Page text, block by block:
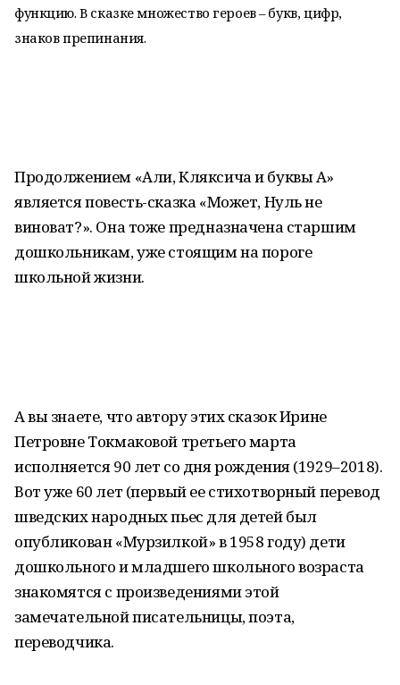
функцию. В сказке множество героев – букв, цифр,
знаков препинания.
Продолжением «Али, Кляксича и буквы А»
является повесть-сказка «Может, Нуль не
виноват?». Она тоже предназначена старшим
дошкольникам, уже стоящим на пороге
школьной жизни.
А вы знаете, что автору этих сказок Ирине
Петровне Токмаковой третьего марта
исполняется 90 лет со дня рождения (1929–2018).
Вот уже 60 лет (первый ее стихотворный перевод
шведских народных пьес для детей был
опубликован «Мурзилкой» в 1958 году) дети
дошкольного и младшего школьного возраста
знакомятся с произведениями этой
замечательной писательницы, поэта,
переводчика.